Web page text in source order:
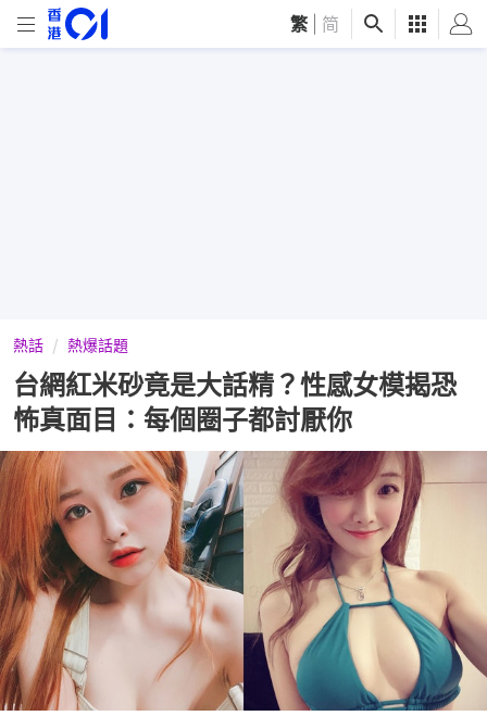
繁 简
熱話 熱爆話題
台網紅米砂竟是大話精？性感女模揭恐
怖真面目：每個圈子都討厭你